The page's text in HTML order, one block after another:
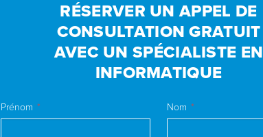
RÉSERVER UN APPEL DE
CONSULTATION GRATUIT
AVEC UN SPÉCIALISTE EN
INFORMATIQUE
Prénom Nom